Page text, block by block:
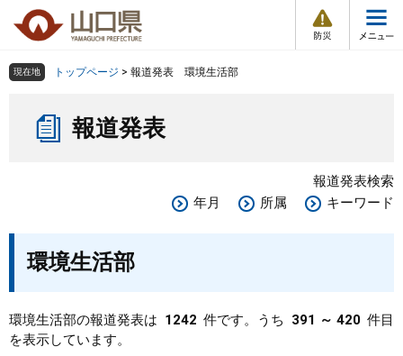
の
ー
メ
組織で探す
Other Languages
くらし・環境
教育・文化・スポーツ
現在地 トップページ > 報道発表 環境生活部
報道発表
報道発表検索
年月
所属 キーワード
環境生活部
環境生活部の報道発表は 1242 件です。うち 391 ～ 420 件目
を表示しています。